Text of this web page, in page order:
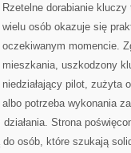
Rzetelne dorabianie
wielu osób okazuje się
oczekiwanym momencie.
mieszkania, uszkodzony
niedziałający pilot, zużyta
albo potrzeba wykonania
Strona
osób, które szukają